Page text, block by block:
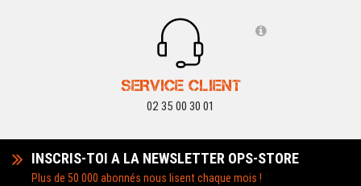
SERVICE CLIENT
02 35 00 30 01
INSCRIS-TOI A LA NEWSLETTER OPS-STORE
Plus de 50 000 abonnés nous lisent chaque mois !